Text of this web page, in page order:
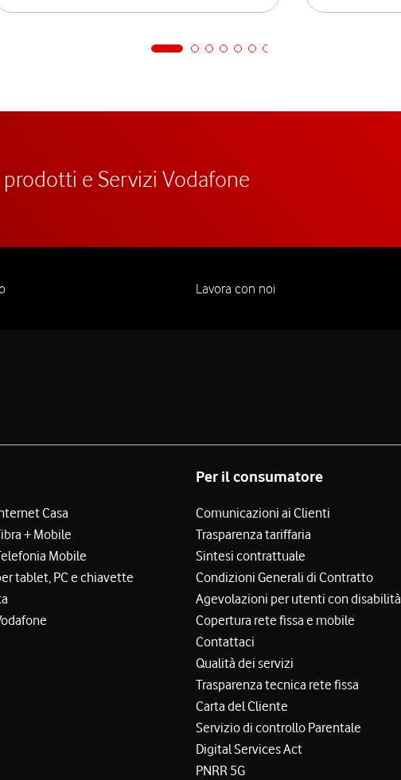
e Servizi Vodafone
Lavora con noi
Casa
+ Mobile
Mobile
tablet, PC e chiavette
Per il consumatore
Comunicazioni ai Clienti
Trasparenza tariffaria
Sintesi contrattuale
Condizioni Generali di Contratto
Agevolazioni per utenti con disabilità
Copertura rete fissa e mobile
Contattaci
Qualità dei servizi
Trasparenza tecnica rete fissa
Carta del Cliente
Servizio di controllo Parentale
Digital Services Act
PNRR 5G